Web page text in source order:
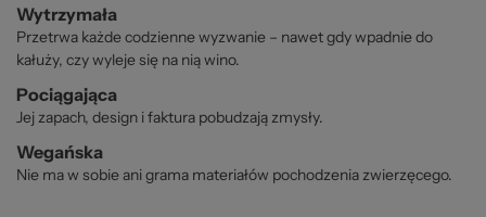
Wytrzymała
Przetrwa każde codzienne wyzwanie – nawet gdy wpadnie do
kałuży, czy wyleje się na nią wino.
Pociągająca
Jej zapach, design i faktura pobudzają zmysły.
Wegańska
Nie ma w sobie ani grama materiałów pochodzenia zwierzęcego.